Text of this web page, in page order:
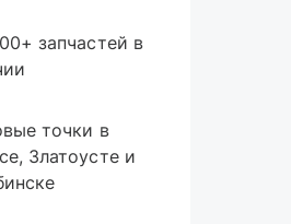
запчастей в
точки в
Златоусте и